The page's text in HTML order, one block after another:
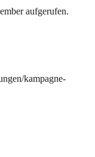
aufgerufen.
kampagne-